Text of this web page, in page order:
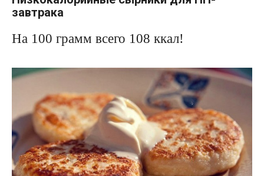
завтрака
На 100 грамм всего 108 ккал!